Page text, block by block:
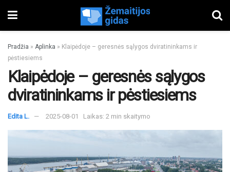
Pradžia » Aplinka » Klaipėdoje – geresnės sąlygos dviratininkams ir
pėstiesiems
Klaipėdoje – geresnės sąlygos
dviratininkams ir pėstiesiems
Edita L. 2025-08-01 Laikas: 2 min skaitymo